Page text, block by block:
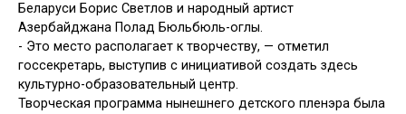
Беларуси Борис Свет­лов и народный артист
Азербайджана Полад Бюльбюль-оглы.
- Это место располагает к творчеству, — отметил
госсекретарь, высту­пив с инициативой создать здесь
куль­турно-образовательный центр.
Творческая программа нынешне­го детского пленэра была